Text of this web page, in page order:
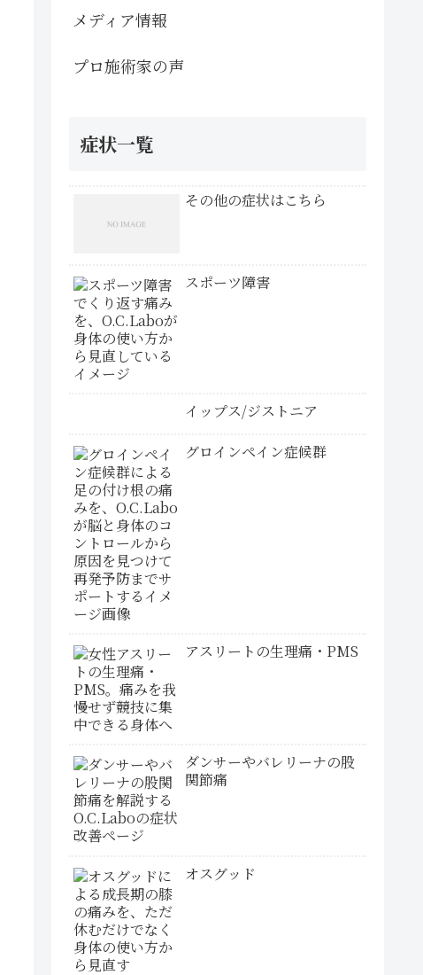
メディア情報
プロ施術家の声
症状一覧
その他の症状はこちら
スポーツ障害
イップス/ジストニア
グロインペイン症候群
アスリートの生理痛・PMS
ダンサーやバレリーナの股
関節痛
オスグッド